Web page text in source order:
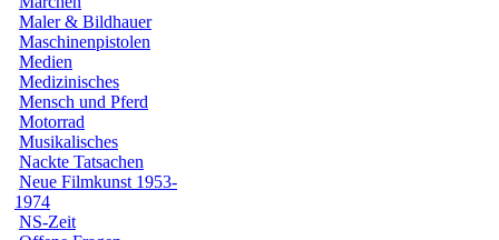
Maler & Bildhauer
Maschinenpistolen
Medien
Medizinisches
Mensch und Pferd
Motorrad
Musikalisches
Nackte Tatsachen
Neue Filmkunst 1953-
1974
NS-Zeit